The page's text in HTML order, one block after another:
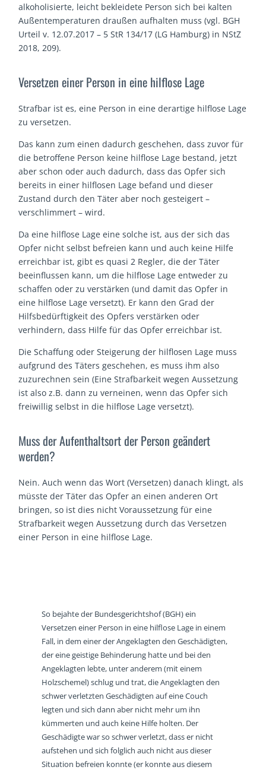
alkoholisierte, leicht bekleidete Person sich bei kalten
Außentemperaturen draußen aufhalten muss (vgl. BGH
Urteil v. 12.07.2017 – 5 StR 134/17 (LG Hamburg) in NStZ
2018, 209).
Versetzen einer Person in eine hilflose Lage
Strafbar ist es, eine Person in eine derartige hilflose Lage
zu versetzen.
Das kann zum einen dadurch geschehen, dass zuvor für
die betroffene Person keine hilflose Lage bestand, jetzt
aber schon oder auch dadurch, dass das Opfer sich
bereits in einer hilflosen Lage befand und dieser
Zustand durch den Täter aber noch gesteigert –
verschlimmert – wird.
Da eine hilflose Lage eine solche ist, aus der sich das
Opfer nicht selbst befreien kann und auch keine Hilfe
erreichbar ist, gibt es quasi 2 Regler, die der Täter
beeinflussen kann, um die hilflose Lage entweder zu
schaffen oder zu verstärken (und damit das Opfer in
eine hilflose Lage versetzt). Er kann den Grad der
Hilfsbedürftigkeit des Opfers verstärken oder
verhindern, dass Hilfe für das Opfer erreichbar ist.
Die Schaffung oder Steigerung der hilflosen Lage muss
aufgrund des Täters geschehen, es muss ihm also
zuzurechnen sein (Eine Strafbarkeit wegen Aussetzung
ist also z.B. dann zu verneinen, wenn das Opfer sich
freiwillig selbst in die hilflose Lage versetzt).
Muss der Aufenthaltsort der Person geändert
werden?
Nein. Auch wenn das Wort (Versetzen) danach klingt, als
müsste der Täter das Opfer an einen anderen Ort
bringen, so ist dies nicht Voraussetzung für eine
Strafbarkeit wegen Aussetzung durch das Versetzen
einer Person in eine hilflose Lage.
So bejahte der Bundesgerichtshof (BGH) ein
Versetzen einer Person in eine hilflose Lage in einem
Fall, in dem einer der Angeklagten den Geschädigten,
der eine geistige Behinderung hatte und bei den
Angeklagten lebte, unter anderem (mit einem
Holzschemel) schlug und trat, die Angeklagten den
schwer verletzten Geschädigten auf eine Couch
legten und sich dann aber nicht mehr um ihn
kümmerten und auch keine Hilfe holten. Der
Geschädigte war so schwer verletzt, dass er nicht
aufstehen und sich folglich auch nicht aus dieser
Situation befreien konnte (er konnte aus diesem